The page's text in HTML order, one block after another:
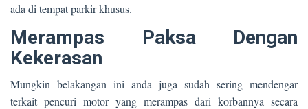
ada di tempat parkir khusus.
Merampas Paksa Dengan
Kekerasan
Mungkin belakangan ini anda juga sudah sering mendengar
terkait pencuri motor yang merampas dari korbannya secara